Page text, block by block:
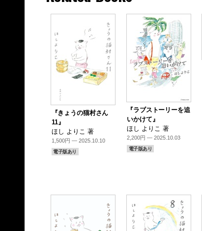
『きょうの猫村さん
11』
ほし よりこ 著
1,500円 — 2025.10.10
電子版あり
『ラブストーリーを追
いかけて』
ほし よりこ 著
2,200円 — 2025.10.03
電子版あり